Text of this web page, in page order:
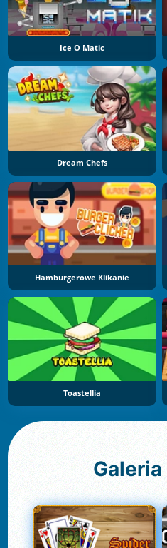
Ice O Matic
Dream Chefs
Hamburgerowe Klikanie
Toastellia
Galeria